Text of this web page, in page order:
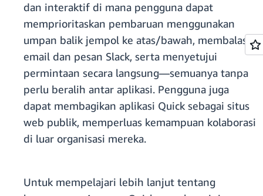
dan interaktif di mana pengguna dapat
memprioritaskan pembaruan menggunakan
umpan balik jempol ke atas/bawah, membalas
email dan pesan Slack, serta menyetujui
permintaan secara langsung—semuanya tanpa
perlu beralih antar aplikasi. Pengguna juga
dapat membagikan aplikasi Quick sebagai situs
web publik, memperluas kemampuan kolaborasi
di luar organisasi mereka.
Untuk mempelajari lebih lanjut tentang